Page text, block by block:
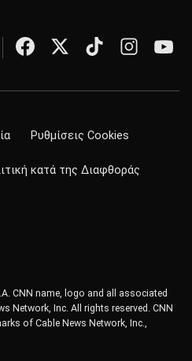
Ρυθμίσεις Cookies
κατά της Διαφθοράς
CNN name, logo and all associated
Network, Inc. All rights reserved. CNN
of Cable News Network, Inc.,